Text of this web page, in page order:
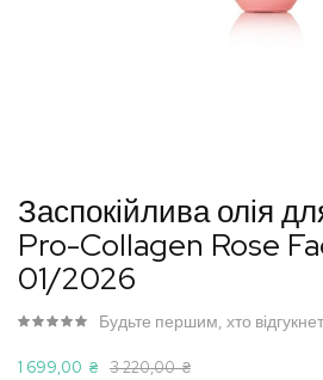
до
початку
галереї
зображень
Заспокійлива олія
Pro-Collagen Rose
01/2026
1 699,00 ₴ 3 220,00 ₴
Будьте першим, хто